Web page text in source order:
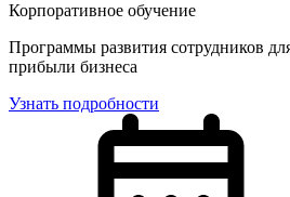
Корпоративное обучение
Программы развития сотрудников
прибыли бизнеса
Узнать подробности